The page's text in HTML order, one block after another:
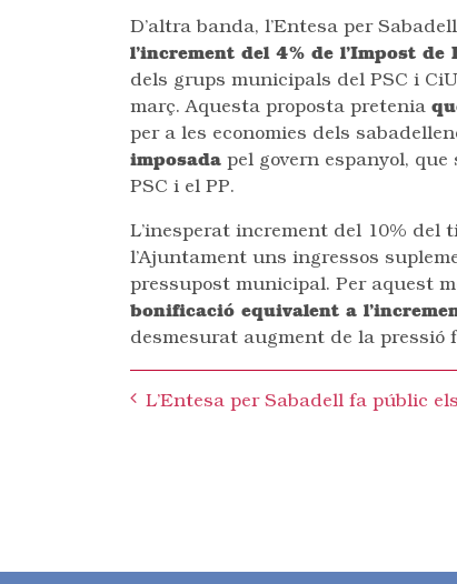
D’altra banda, l’Entesa per
l’increment del 4% de l’Impost de
dels grups municipals del PSC i
març. Aquesta proposta pretenia
per a les economies dels
imposada pel govern espanyol, que
PSC i el PP.
L’inesperat increment del 10%
l’Ajuntament uns ingressos
pressupost municipal. Per aquest
bonificació equivalent a
desmesurat augment de la pressió
navigation